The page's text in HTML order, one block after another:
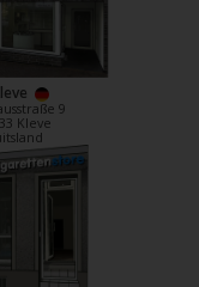
9
Kleve